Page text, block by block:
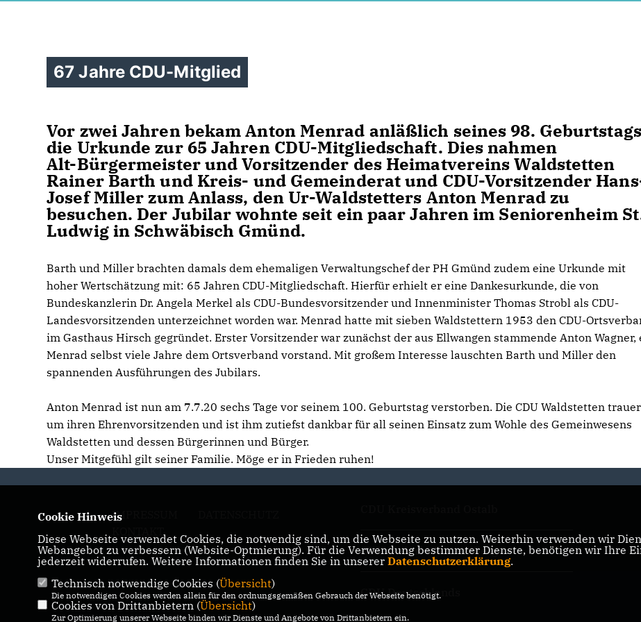
67 Jahre CDU-Mitglied
Vor zwei Jahren bekam Anton Menrad anläßlich seines 98. Geburtstags
die Urkunde zur 65 Jahren CDU-Mitgliedschaft. Dies nahmen
Alt-Bürgermeister und Vorsitzender des Heimatvereins Waldstetten
Rainer Barth und Kreis- und Gemeinderat und CDU-Vorsitzender
Josef Miller zum Anlass, den Ur-Waldstetters Anton Menrad zu
besuchen. Der Jubilar wohnte seit ein paar Jahren im Seniorenheim
Ludwig in Schwäbisch Gmünd.
Barth und Miller brachten damals dem ehemaligen Verwaltungschef der PH Gmünd zudem eine Urkunde mit
hoher Wertschätzung mit: 65 Jahren CDU-Mitgliedschaft. Hierfür erhielt er eine Dankesurkunde, die von
Bundeskanzlerin Dr. Angela Merkel als CDU-Bundesvorsitzender und Innenminister Thomas Strobl als CDU-
Landesvorsitzenden unterzeichnet worden war. Menrad hatte mit sieben Waldstettern 1953 den CDU-
im Gasthaus Hirsch gegründet. Erster Vorsitzender war zunächst der aus Ellwangen stammende Anton Wagner,
Menrad selbst viele Jahre dem Ortsverband vorstand. Mit großem Interesse lauschten Barth und Miller den
spannenden Ausführungen des Jubilars.
Anton Menrad ist nun am 7.7.20 sechs Tage vor seinem 100. Geburtstag verstorben. Die CDU Waldstetten
um ihren Ehrenvorsitzenden und ist ihm zutiefst dankbar für all seinen Einsatz zum Wohle des Gemeinwesens
Waldstetten und dessen Bürgerinnen und Bürger.
Unser Mitgefühl gilt seiner Familie. Möge er in Frieden ruhen!
IMPRESSUM
KONTAKT
CDU Baden-Württemberg
CDU Deutschlands
Cookie Hinweis
Diese Webseite verwendet Cookies, die notwendig sind, um die Webseite zu nutzen. Weiterhin verwenden wir
Webangebot zu verbessern (Website-Optmierung). Für die Verwendung bestimmter Dienste, benötigen wir Ihre
jederzeit widerrufen. Weitere Informationen finden Sie in unserer Datenschutzerklärung.
Technisch notwendige Cookies (Übersicht)
Die notwendigen Cookies werden allein für den ordnungsgemäßen Gebrauch der Webseite benötigt.
Cookies von Drittanbietern (Übersicht)
Zur Optimierung unserer Webseite binden wir Dienste und Angebote von Drittanbietern ein.